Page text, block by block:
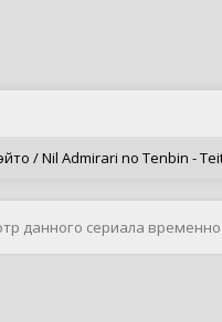
/ Nil Admirari no Tenbin -
данного сериала временно